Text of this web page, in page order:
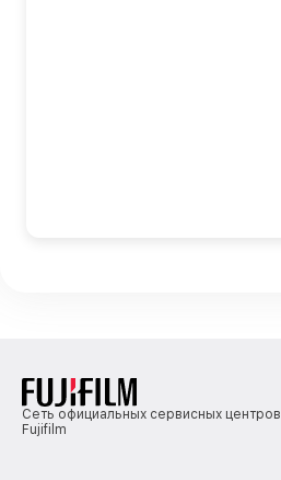
Сеть официальных сервисных центров
Fujifilm